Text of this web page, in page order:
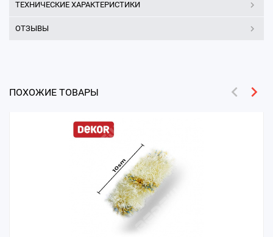
ТЕХНИЧЕСКИЕ ХАРАКТЕРИСТИКИ
ОТЗЫВЫ
ПОХОЖИЕ ТОВАРЫ